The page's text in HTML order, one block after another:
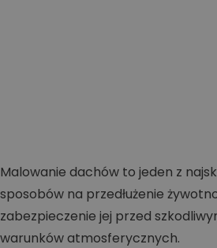
Malowanie dachów to jeden z
sposobów na przedłużenie
zabezpieczenie jej przed
warunków atmosferycznych.